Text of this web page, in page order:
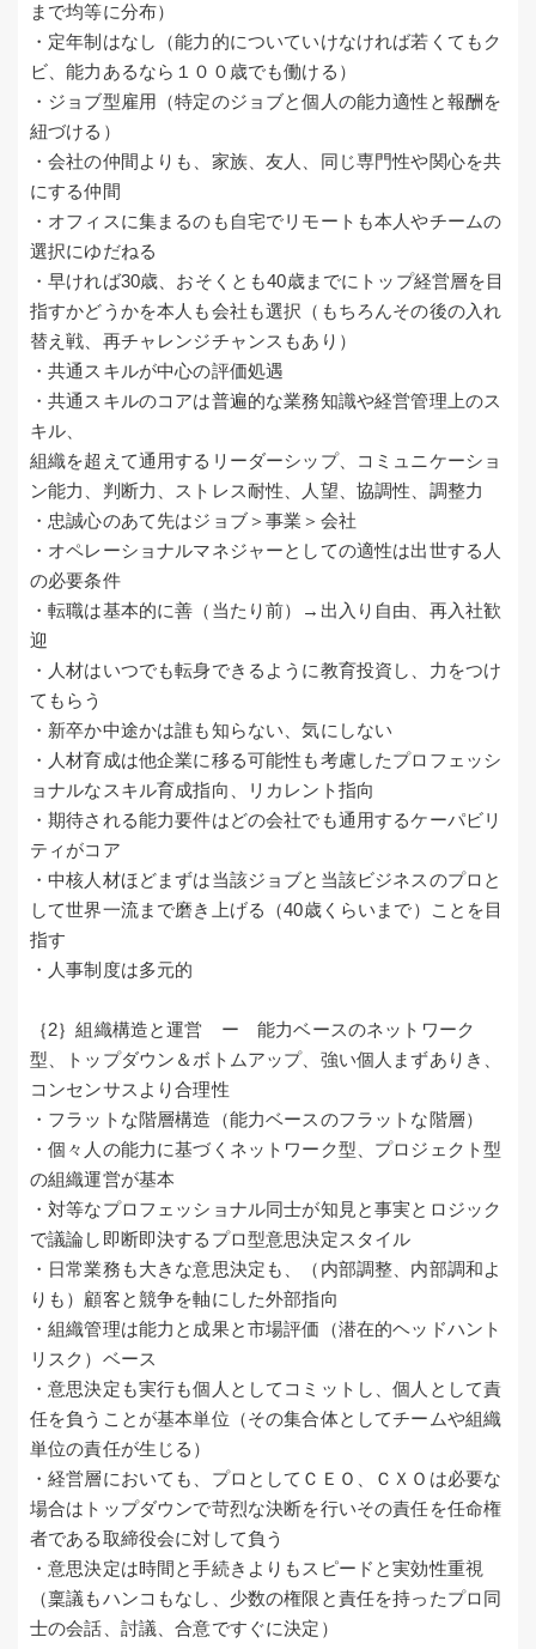
まで均等に分布）
・定年制はなし（能力的についていけなければ若くてもク
ビ、能力あるなら１００歳でも働ける）
・ジョブ型雇用（特定のジョブと個人の能力適性と報酬を
紐づける）
・会社の仲間よりも、家族、友人、同じ専門性や関心を共
にする仲間
・オフィスに集まるのも自宅でリモートも本人やチームの
選択にゆだねる
・早ければ30歳、おそくとも40歳までにトップ経営層を目
指すかどうかを本人も会社も選択（もちろんその後の入れ
替え戦、再チャレンジチャンスもあり）
・共通スキルが中心の評価処遇
・共通スキルのコアは普遍的な業務知識や経営管理上のス
キル、
組織を超えて通用するリーダーシップ、コミュニケーショ
ン能力、判断力、ストレス耐性、人望、協調性、調整力
・忠誠心のあて先はジョブ＞事業＞会社
・オペレーショナルマネジャーとしての適性は出世する人
の必要条件
・転職は基本的に善（当たり前）→出入り自由、再入社歓
迎
・人材はいつでも転身できるように教育投資し、力をつけ
てもらう
・新卒か中途かは誰も知らない、気にしない
・人材育成は他企業に移る可能性も考慮したプロフェッシ
ョナルなスキル育成指向、リカレント指向
・期待される能力要件はどの会社でも通用するケーパビリ
ティがコア
・中核人材ほどまずは当該ジョブと当該ビジネスのプロと
して世界一流まで磨き上げる（40歳くらいまで）ことを目
指す
・人事制度は多元的
｛2｝組織構造と運営 ー 能力ベースのネットワーク
型、トップダウン＆ボトムアップ、強い個人まずありき、
コンセンサスより合理性
・フラットな階層構造（能力ベースのフラットな階層）
・個々人の能力に基づくネットワーク型、プロジェクト型
の組織運営が基本
・対等なプロフェッショナル同士が知見と事実とロジック
で議論し即断即決するプロ型意思決定スタイル
・日常業務も大きな意思決定も、（内部調整、内部調和よ
りも）顧客と競争を軸にした外部指向
・組織管理は能力と成果と市場評価（潜在的ヘッドハント
リスク）ベース
・意思決定も実行も個人としてコミットし、個人として責
任を負うことが基本単位（その集合体としてチームや組織
単位の責任が生じる）
・経営層においても、プロとしてＣＥＯ、ＣＸＯは必要な
場合はトップダウンで苛烈な決断を行いその責任を任命権
者である取締役会に対して負う
・意思決定は時間と手続きよりもスピードと実効性重視
（稟議もハンコもなし、少数の権限と責任を持ったプロ同
士の会話、討議、合意ですぐに決定）